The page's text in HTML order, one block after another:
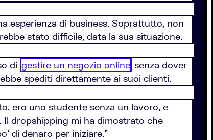
esperienza di business. Soprattutto, non
stato difficile, data la sua situazione.
di gestire un negozio online senza dover
spediti direttamente ai suoi clienti.
ero uno studente senza un lavoro, e
Il dropshipping mi ha dimostrato che
di denaro per iniziare.”